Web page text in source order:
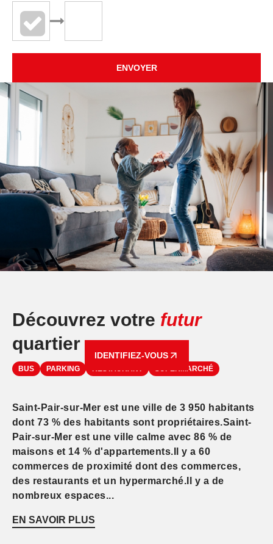
ENVOYER
Découvrez votre futur
quartier
IDENTIFIEZ-VOUS
Saint-Pair-sur-Mer est une ville de 3 950 habitants
dont 73 % des habitants sont propriétaires.Saint-
Pair-sur-Mer est une ville calme avec 86 % de
maisons et 14 % d'appartements.Il y a 60
commerces de proximité dont des commerces,
des restaurants et un hypermarché.Il y a de
nombreux espaces...
EN SAVOIR PLUS
BUS PARKING RESTAURANT SUPERMARCHÉ